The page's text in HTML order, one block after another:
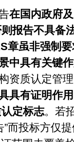
在国内政府
报告不具备
章虽非强制要
中具有关键作
资质认定管
具有证明作
定标志。若
”而投标方仅